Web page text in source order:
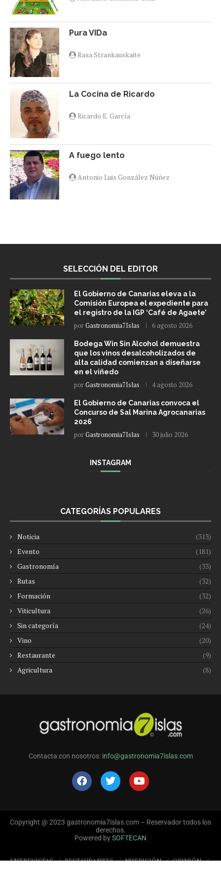
Pura VIDa
Rasa Strankauskaite
La Cocina de Ricardo
Ricardo E. García
A fuego lento
Antonio Luis González Núñez
SELECCIÓN DEL EDITOR
El Gobierno de Canarias eleva a la
Comisión Europea el expediente para
el registro de la IGP ‘Café de Agaete’
porGastronomia7Islas 6 agosto 2026
Bodega Win Sin Alcohol demuestra
que los vinos desalcoholizados de
alta calidad comienzan a diseñarse
en el viñedo
porGastronomia7Islas 4 agosto 2026
El Gobierno de Canarias convoca el
Concurso de Sal Marina Agrocanarias
2026
porGastronomia7Islas 30 julio 2026
INSTAGRAM
CATEGORÍAS POPULARES
Noticia
(313)
Evento
(181)
Gastronomía
(33)
Rutas
(32)
Formación
(32)
Viticultura
(26)
Sin categoría
(24)
Vino
(20)
Restaurante
(9)
Agricultura
(8)
Contacta con nosotros: info@gastronomia7islas.com
Copyright @ 2023 gastronomia7islas.com – Reservador todos los
derechos.
Powered bySOFTECAN
ENTREVISTAS RESTAURANTES NUTRICIÓN
OPINIÓN